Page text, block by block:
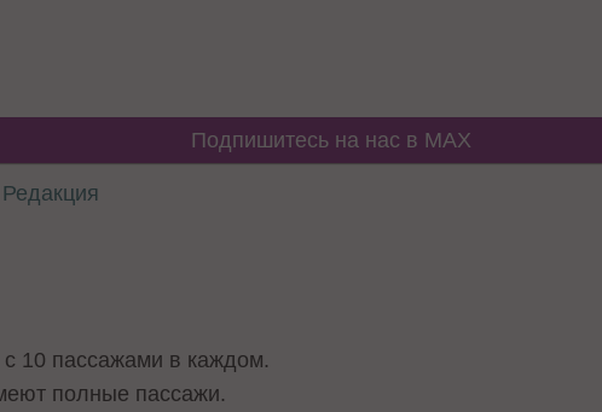
Подпишитесь на нас в MAX
с 10 пассажами в каждом.
полные пассажи.